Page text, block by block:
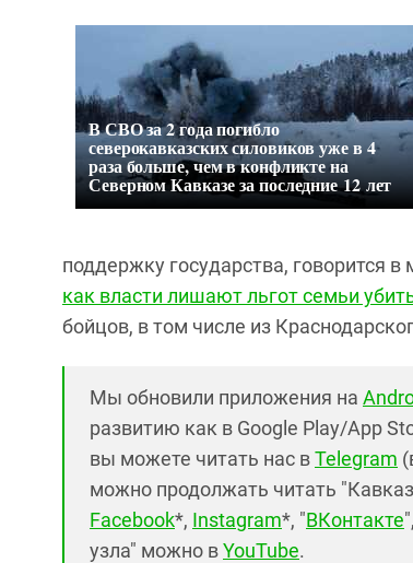
В СВО за 2 года погибло
северокавказских силовиков уже в 4
раза больше, чем в конфликте на
Северном Кавказе за последние 12 лет
поддержку государства, говорится в
как власти лишают льгот семьи
бойцов, в том числе из
Мы обновили приложения на
развитию как в Google Play/App
вы можете читать нас вTelegram
можно продолжать читать
Facebook*, Instagram*, "ВКонтакте
узла" можно вYouTube.